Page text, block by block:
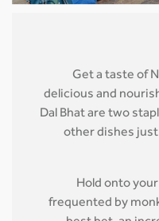
Get a taste
delicious and
Dal Bhat are two
other dishes
Hold onto
frequented by